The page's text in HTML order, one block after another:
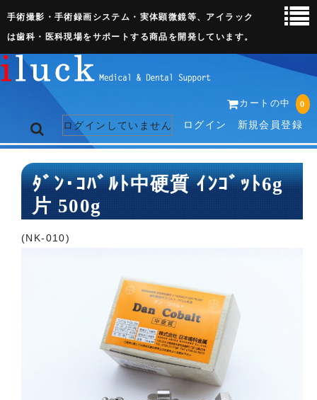
手術撮影・手術録画システム・実体顕微鏡等、アイラック
は歯科・医科現場をサポートする商品を開発しています。
カートの中 0
ログインしていません ログイン 新規会員登録
トップページ
ネット販売ページ
歯科関連機器
ﾀﾞﾝ･ｺﾊﾞﾙﾄ中硬質 ｲﾝｺﾞｯﾄ6g
片 500g
(NK-010)